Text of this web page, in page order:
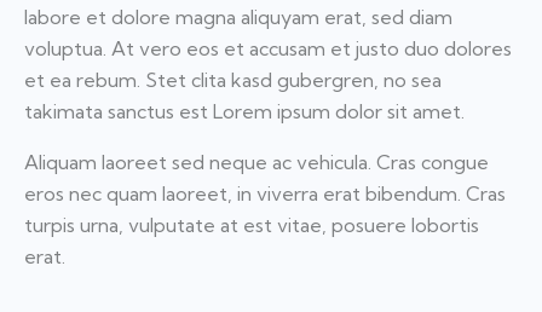
labore et dolore magna aliquyam erat, sed diam
voluptua. At vero eos et accusam et justo duo dolores
et ea rebum. Stet clita kasd gubergren, no sea
takimata sanctus est Lorem ipsum dolor sit amet.
Aliquam laoreet sed neque ac vehicula. Cras congue
eros nec quam laoreet, in viverra erat bibendum. Cras
turpis urna, vulputate at est vitae, posuere lobortis
erat.